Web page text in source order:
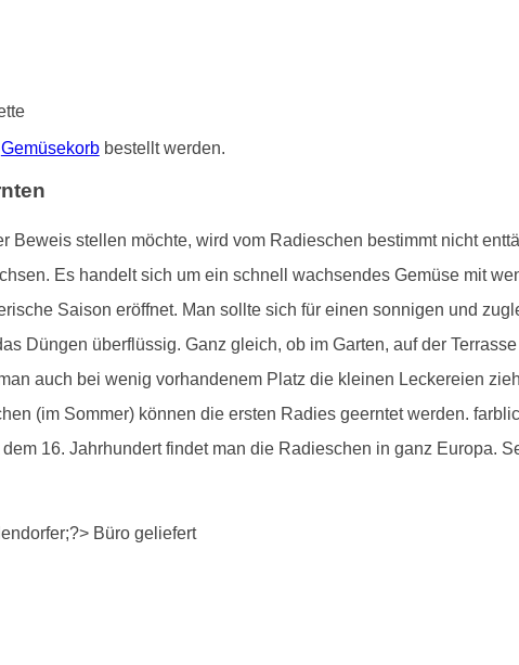
Gemüsekorbbestellt werden.
Beweis stellen möchte, wird vom Radieschen bestimmt nicht
Es handelt sich um ein schnell wachsendes Gemüse mit
Saison eröffnet. Man sollte sich für einen sonnigen und
Düngen überflüssig. Ganz gleich, ob im Garten, auf der
auch bei wenig vorhandenem Platz die kleinen Leckereien
(im Sommer) können die ersten Radies geerntet werden.
16. Jahrhundert findet man die Radieschen in ganz Europa.